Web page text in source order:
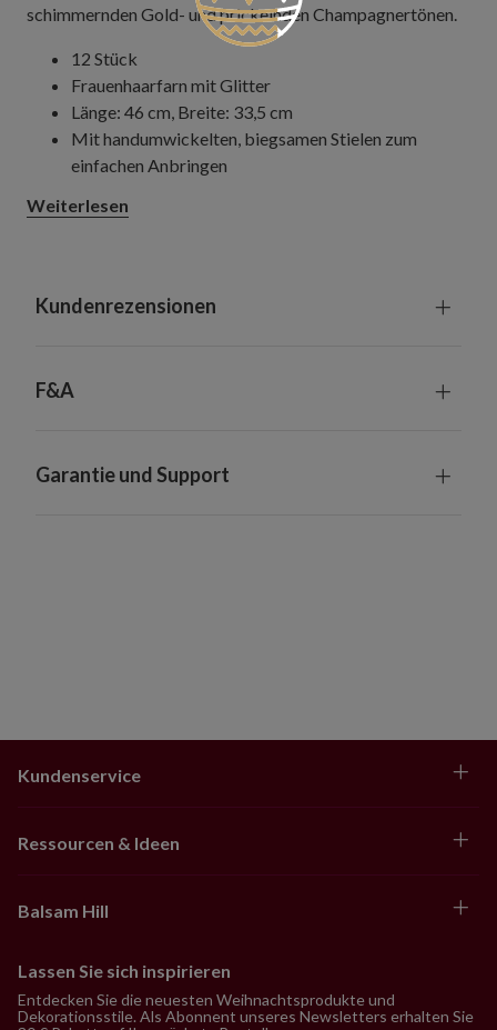
schimmernden Gold- und prickelnden Champagnertönen.
12 Stück
Frauenhaarfarn mit Glitter
Länge: 46 cm, Breite: 33,5 cm
Mit handumwickelten, biegsamen Stielen zum
einfachen Anbringen
Außenbereiche
Weiterlesen
Kundenrezensionen
F&A
Garantie und Support
Kundenservice
Ressourcen & Ideen
Balsam Hill
Lassen Sie sich inspirieren
Entdecken Sie die neuesten Weihnachtsprodukte und
Dekorationsstile. Als Abonnent unseres Newsletters erhalten Sie